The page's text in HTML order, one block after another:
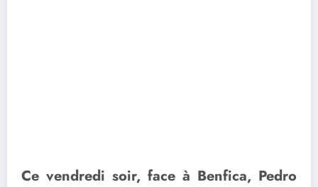
Ce vendredi soir, face à Benfica, Pedro